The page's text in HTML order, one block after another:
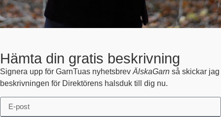
Hämta din gratis beskrivning
Signera upp för GarnTuas nyhetsbrev ÄlskaGarn så skickar jag
beskrivningen för Direktörens halsduk till dig nu.